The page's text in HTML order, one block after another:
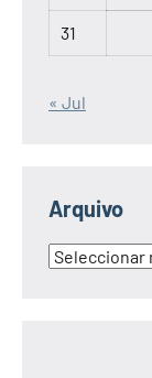
31
« Jul
Arquivo
Arquivo